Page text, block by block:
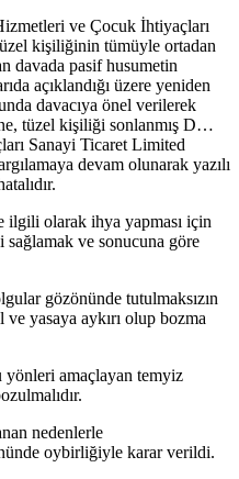
ve Çocuk İhtiyaçları
kişiliğinin tümüyle ortadan
davada pasif husumetin
açıklandığı üzere yeniden
davacıya önel verilerek
tüzel kişiliği sonlanmış D…
Sanayi Ticaret Limited
devam olunarak yazılı
ilgili olarak ihya yapması için
sağlamak ve sonucuna göre
gözönünde tutulmaksızın
ve yasaya aykırı olup bozma
amaçlayan temyiz
nedenlerle
oybirliğiyle karar verildi.